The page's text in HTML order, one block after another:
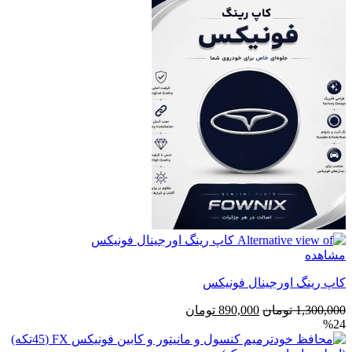
350,000 تومان
بود.
300,000 تومان
است.
مشاهده
کاپ رینگ اورجينال فونیکس
1,300,000 تومان قیمت
1,300,000 تومان
890,000 تومان
890,000 تومان
%24